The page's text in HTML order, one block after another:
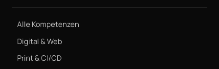
Alle Kompetenzen
Digital & Web
Print & CI/CD